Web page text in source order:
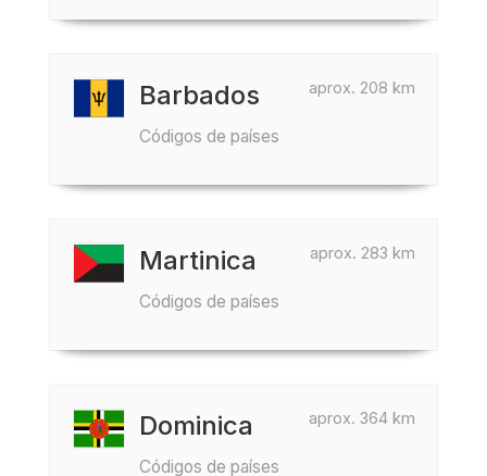
aprox. 208 km
Barbados
Códigos de países
aprox. 283 km
Martinica
Códigos de países
aprox. 364 km
Dominica
Códigos de países